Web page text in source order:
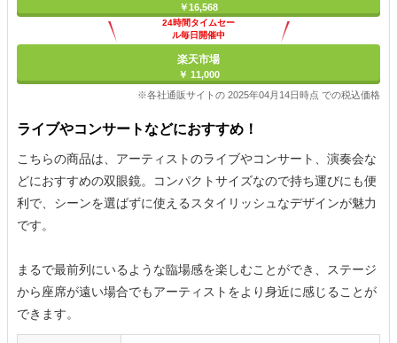
￥16,568
24時間タイムセー
ル毎日開催中
楽天市場
￥ 11,000
※各社通販サイトの 2025年04月14日時点 での税込価格
ライブやコンサートなどにおすすめ！
こちらの商品は、アーティストのライブやコンサート、演奏会な
どにおすすめの双眼鏡。コンパクトサイズなので持ち運びにも便
利で、シーンを選ばずに使えるスタイリッシュなデザインが魅力
です。
まるで最前列にいるような臨場感を楽しむことができ、ステージ
から座席が遠い場合でもアーティストをより身近に感じることが
できます。